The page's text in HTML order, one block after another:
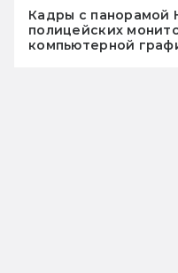
Кадры с панорамой
полицейских
компьютерной